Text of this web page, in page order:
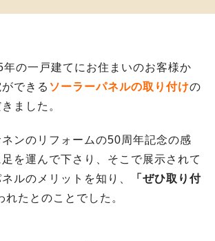
の一戸建てにお住まいのお客様か
できる ソーラーパネルの取り付けの
ました。
ンのリフォームの50周年記念の感
を運んで下さり、そこで展示されて
ルのメリットを知り、
「ぜひ取り付
れたとのことでした。